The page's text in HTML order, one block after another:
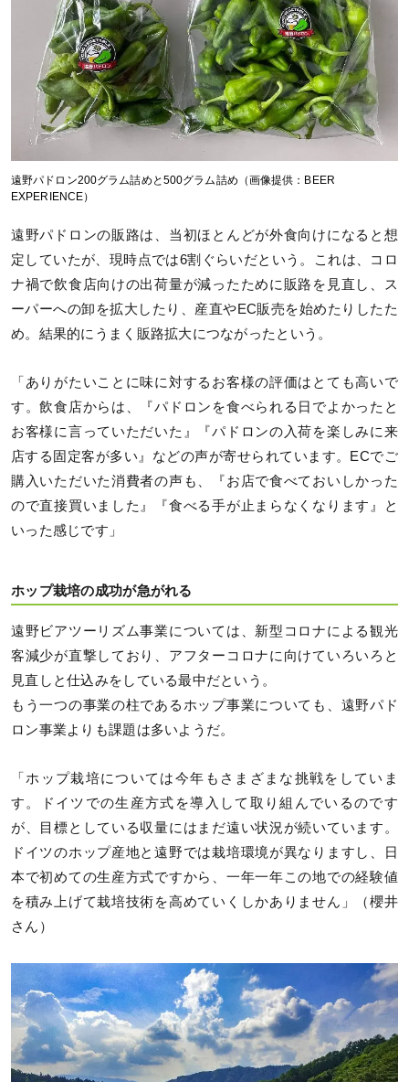
遠野パドロン200グラム詰めと500グラム詰め（画像提供：BEER
EXPERIENCE）
遠野パドロンの販路は、当初ほとんどが外食向けになると想
定していたが、現時点では6割ぐらいだという。これは、コロ
ナ禍で飲食店向けの出荷量が減ったために販路を見直し、ス
ーパーへの卸を拡大したり、産直やEC販売を始めたりしたた
め。結果的にうまく販路拡大につながったという。
「ありがたいことに味に対するお客様の評価はとても高いで
す。飲食店からは、『パドロンを食べられる日でよかったと
お客様に言っていただいた』『パドロンの入荷を楽しみに来
店する固定客が多い』などの声が寄せられています。ECでご
購入いただいた消費者の声も、『お店で食べておいしかった
ので直接買いました』『食べる手が止まらなくなります』と
いった感じです」
ホップ栽培の成功が急がれる
遠野ビアツーリズム事業については、新型コロナによる観光
客減少が直撃しており、アフターコロナに向けていろいろと
見直しと仕込みをしている最中だという。
もう一つの事業の柱であるホップ事業についても、遠野パド
ロン事業よりも課題は多いようだ。
「ホップ栽培については今年もさまざまな挑戦をしていま
す。ドイツでの生産方式を導入して取り組んでいるのです
が、目標としている収量にはまだ遠い状況が続いています。
ドイツのホップ産地と遠野では栽培環境が異なりますし、日
本で初めての生産方式ですから、一年一年この地での経験値
を積み上げて栽培技術を高めていくしかありません」（櫻井
さん）